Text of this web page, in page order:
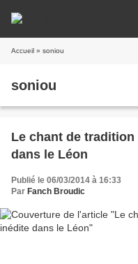
Accueil » soniou
soniou
Le chant de
dans le Léon
Publié le 06/03/2014 à 16:33
Par Fanch Broudic